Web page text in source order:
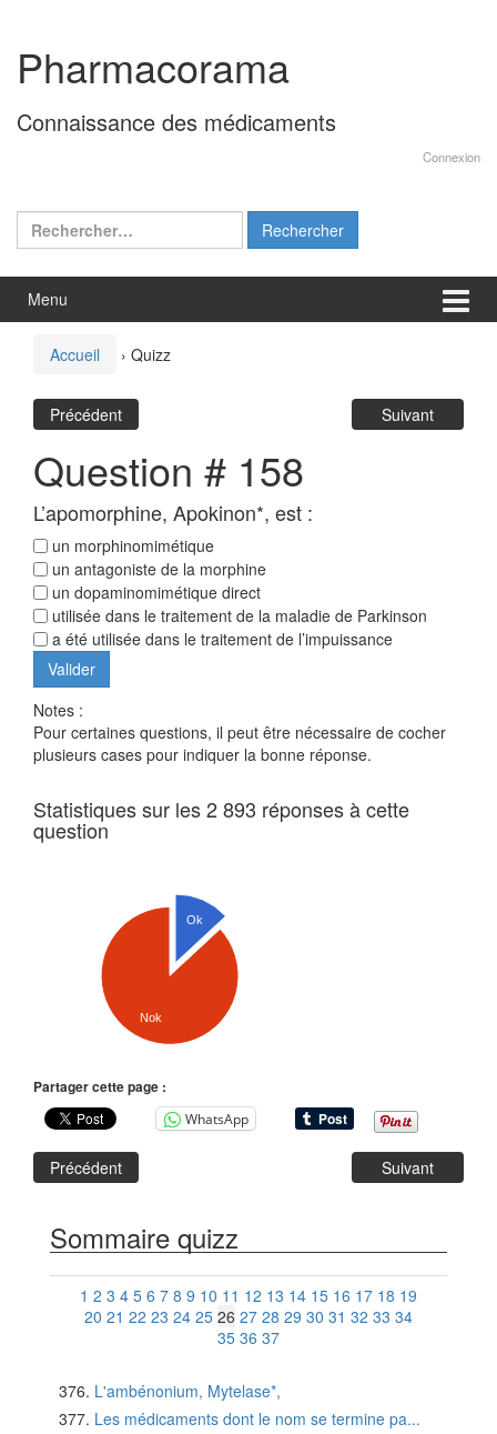
contenu
menu
principal
Pharmacorama
Connaissance des médicaments
Connexion
Rechercher :
Menu
Accueil › Quizz
Précédent Suivant
Question # 158
L’apomorphine, Apokinon*, est :
un morphinomimétique
un antagoniste de la morphine
un dopaminomimétique direct
utilisée dans le traitement de la maladie de Parkinson
a été utilisée dans le traitement de l’impuissance
Notes :
Pour certaines questions, il peut être nécessaire de cocher
plusieurs cases pour indiquer la bonne réponse.
Statistiques sur les 2 893 réponses à cette
question
Ok
Nok
Partager cette page :
WhatsApp
Précédent Suivant
Sommaire quizz
1 2 3 4 5 6 7 8 9 10 11 12 13 14 15 16 17 18 19
20 21 22 23 24 25 26 27 28 29 30 31 32 33 34
35 36 37
L'ambénonium, Mytelase*,
Les médicaments dont le nom se termine pa...